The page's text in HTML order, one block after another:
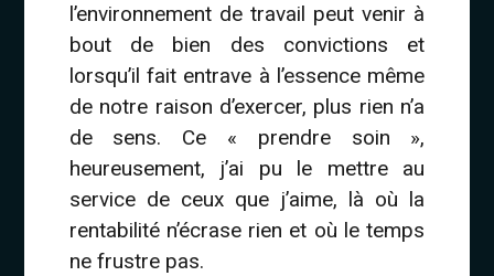
l’environnement de travail peut venir à
bout de bien des convictions et
lorsqu’il fait entrave à l’essence même
de notre raison d’exercer, plus rien n’a
de sens. Ce « prendre soin »,
heureusement, j’ai pu le mettre au
service de ceux que j’aime, là où la
rentabilité n’écrase rien et où le temps
ne frustre pas.